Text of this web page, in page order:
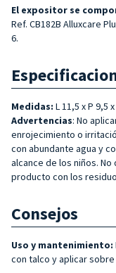
El expositor se
Ref. CB182B Alluxcare
6.
Medidas: L 11,5 x P 9,5
Advertencias: No
enrojecimiento o
con abundante agua y
alcance de los niños.
producto con los
Consejos
Uso y mantenimiento:
con talco y aplicar sobre